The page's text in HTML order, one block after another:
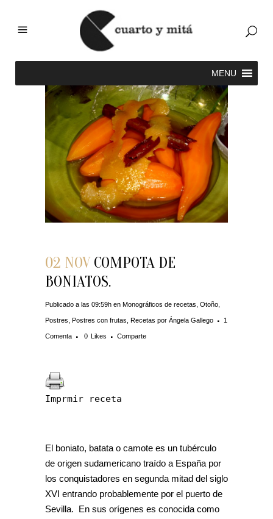
02 NOVCOMPOTA DE
BONIATOS.
Publicado a las 09:59h en Monográficos de recetas Otoño
Postres Postres con frutas Recetas por Ángela Gallego 1
Comenta 0 Likes Comparte
Imprmir receta
El boniato, batata o camote es un tubérculo
de origen sudamericano traído a España por
los conquistadores en segunda mitad del siglo
XVI entrando probablemente por el puerto de
Sevilla. En sus orígenes es conocida como